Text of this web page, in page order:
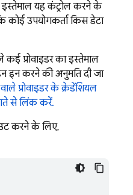
यह कंट्रोल करने के
कोई उपयोगकर्ता किस डेटा
कई प्रोवाइडर का इस्तेमाल
करने की अनुमति दी जा
प्रोवाइडर के क्रेडेंशियल
से लिंक करें.
करने के लिए,